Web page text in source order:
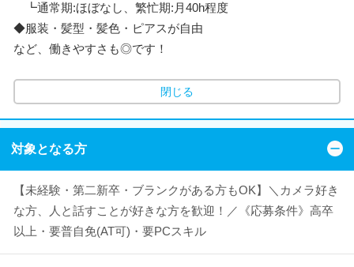
┗通常期:ほぼなし、繁忙期:月40h程度
◆服装・髪型・髪色・ピアスが自由
など、働きやすさも◎です！
閉じる
対象となる方
【未経験・第二新卒・ブランクがある方もOK】＼カメラ好き
な方、人と話すことが好きな方を歓迎！／《応募条件》高卒
以上・要普自免(AT可)・要PCスキル